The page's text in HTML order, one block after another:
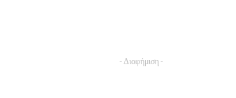
- Διαφήμιση -